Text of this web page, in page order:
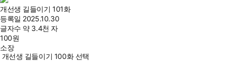
개선생 길들이기 101화
등록일 2025.10.30
글자수 약 3.4천 자
100원
소장
개선생 길들이기 100화 선택